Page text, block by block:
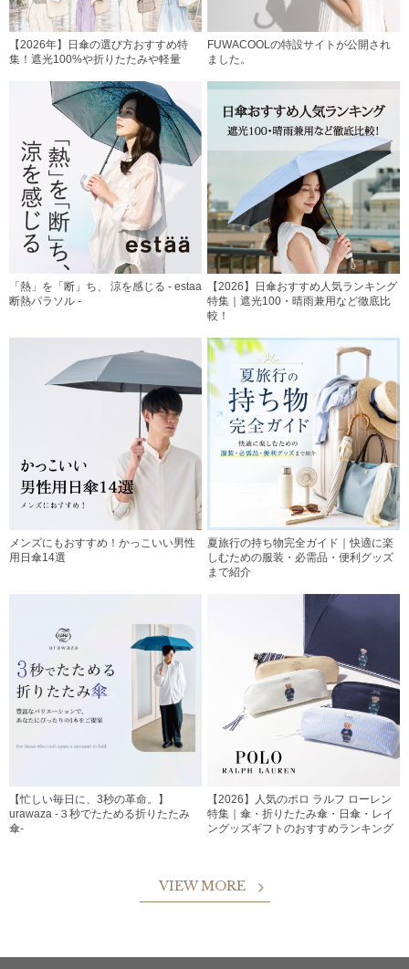
【2026年】日傘の選び方おすすめ特
集！遮光100%や折りたたみや軽量
FUWACOOLの特設サイトが公開され
ました。
「熱」を「断」ち、 涼を感じる - estaa
断熱パラソル -
【2026】日傘おすすめ人気ランキング
特集｜遮光100・晴雨兼用など徹底比
較！
メンズにもおすすめ！かっこいい男性
用日傘14選
夏旅行の持ち物完全ガイド｜快適に楽
しむための服装・必需品・便利グッズ
まで紹介
【忙しい毎日に、3秒の革命。】
urawaza -３秒でたためる折りたたみ
傘-
【2026】人気のポロ ラルフ ローレン
特集｜傘・折りたたみ傘・日傘・レイ
ングッズギフトのおすすめランキング
VIEW MORE